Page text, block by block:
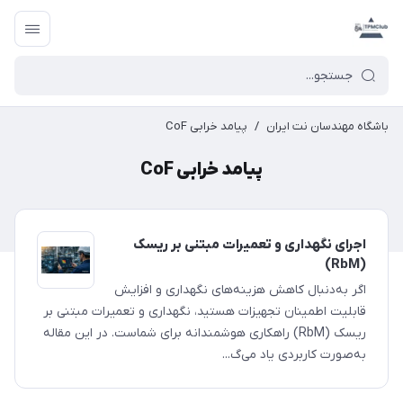
باشگاه مهندسان نت ایران / پیامد خرابی CoF
پیامد خرابی CoF
اجرای نگهداری و تعمیرات مبتنی بر ریسک
(RbM)
اگر به‌دنبال کاهش هزینه‌های نگهداری و افزایش
قابلیت اطمینان تجهیزات هستید، نگهداری و تعمیرات مبتنی بر
ریسک (RbM) راهکاری هوشمندانه برای شماست. در این مقاله
به‌صورت کاربردی یاد می‌گ...